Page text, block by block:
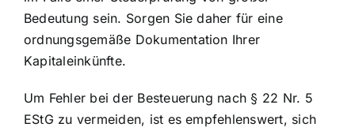
Bedeutung sein. Sorgen Sie daher für eine
ordnungsgemäße Dokumentation Ihrer
Kapitaleinkünfte.
Um Fehler bei der Besteuerung nach § 22 Nr. 5
EStG zu vermeiden, ist es empfehlenswert, sich